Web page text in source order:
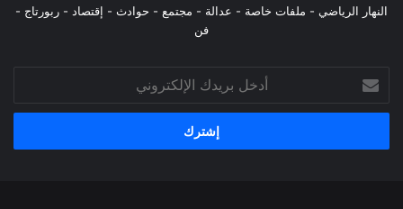
النهار الرياضي - ملفات خاصة - عدالة - مجتمع - حوادث - إقتصاد - ربورتاج -
فن
بريدك
الإلكتروني